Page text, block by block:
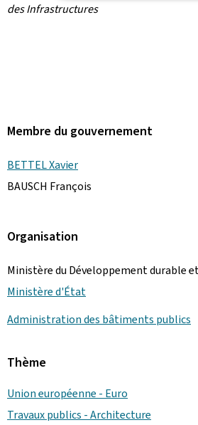
des Infrastructures
Membre du gouvernement
BETTEL Xavier
BAUSCH François
Organisation
Ministère du Développement durable
Ministère d'État
Administration des bâtiments publics
Thème
Union européenne - Euro
Travaux publics - Architecture